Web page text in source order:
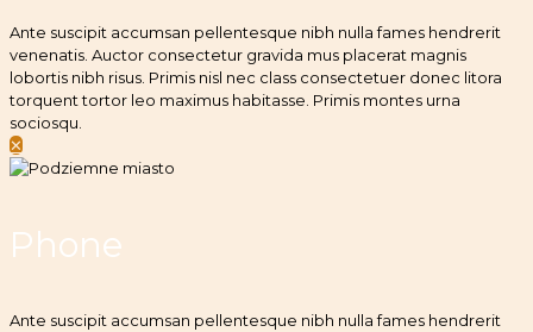
Ante suscipit accumsan pellentesque nibh nulla fames hendrerit
venenatis. Auctor consectetur gravida mus placerat magnis
lobortis nibh risus. Primis nisl nec class consectetuer donec litora
torquent tortor leo maximus habitasse. Primis montes urna
sociosqu.
✕
Phone
Ante suscipit accumsan pellentesque nibh nulla fames hendrerit